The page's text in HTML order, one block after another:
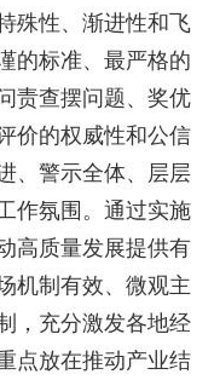
殊性、渐进性和飞
的标准、最严格的
责查摆问题、奖优
价的权威性和公信
、警示全体、层层
作氛围。通过实施
高质量发展提供有
机制有效、微观主
，充分激发各地经
点放在推动产业结